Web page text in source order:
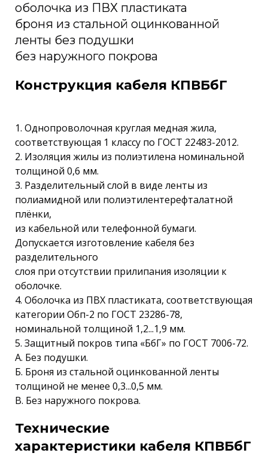
оболочка из ПВХ пластиката
броня из стальной оцинкованной
ленты без подушки
без наружного покрова
Конструкция кабеля КПВБбГ
1. Однопроволочная круглая медная жила,
соответствующая 1 классу по ГОСТ 22483-2012.
2. Изоляция жилы из полиэтилена номинальной
толщиной 0,6 мм.
3. Разделительный слой в виде ленты из
полиамидной или полиэтилентерефталатной
плёнки,
из кабельной или телефонной бумаги.
Допускается изготовление кабеля без
разделительного
слоя при отсутствии прилипания изоляции к
оболочке.
4. Оболочка из ПВХ пластиката, соответствующая
категории Обп-2 по ГОСТ 23286-78,
номинальной толщиной 1,2...1,9 мм.
5. Защитный покров типа «БбГ» по ГОСТ 7006-72.
А. Без подушки.
Б. Броня из стальной оцинкованной ленты
толщиной не менее 0,3...0,5 мм.
В. Без наружного покрова.
Технические
характеристики кабеля КПВБбГ